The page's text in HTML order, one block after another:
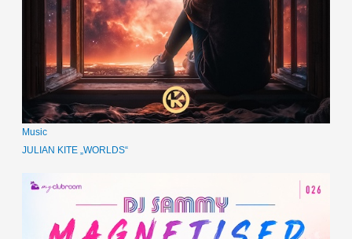
Music
JULIAN KITE „WORLDS“